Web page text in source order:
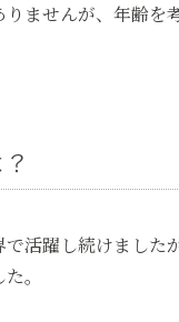
ませんが、年齢を
活躍し続けましたが
。